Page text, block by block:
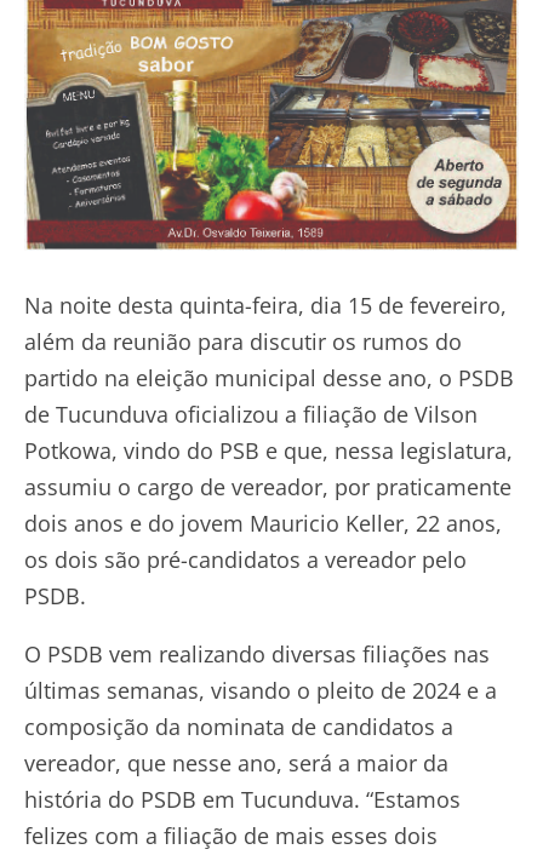
Na noite desta quinta-feira, dia 15 de fevereiro,
além da reunião para discutir os rumos do
partido na eleição municipal desse ano, o PSDB
de Tucunduva oficializou a filiação de Vilson
Potkowa, vindo do PSB e que, nessa legislatura,
assumiu o cargo de vereador, por praticamente
dois anos e do jovem Mauricio Keller, 22 anos,
os dois são pré-candidatos a vereador pelo
PSDB.
O PSDB vem realizando diversas filiações nas
últimas semanas, visando o pleito de 2024 e a
composição da nominata de candidatos a
vereador, que nesse ano, será a maior da
história do PSDB em Tucunduva. “Estamos
felizes com a filiação de mais esses dois